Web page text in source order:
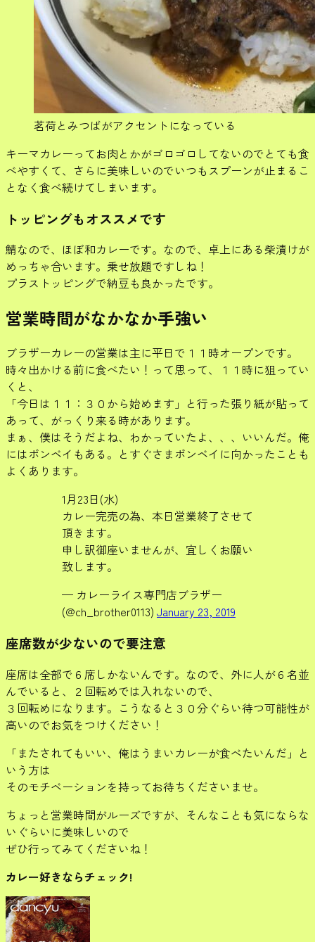
茗荷とみつばがアクセントになっている
キーマカレーってお肉とかがゴロゴロしてないのでとても食
べやすくて、さらに美味しいのでいつもスプーンが止まるこ
となく食べ続けてしまいます。
トッピングもオススメです
鯖なので、ほぼ和カレーです。なので、卓上にある柴漬けが
めっちゃ合います。乗せ放題ですしね！
プラストッピングで納豆も良かったです。
営業時間がなかなか手強い
ブラザーカレーの営業は主に平日で１１時オープンです。
時々出かける前に食べたい！って思って、１１時に狙ってい
くと、
「今日は１１：３０から始めます」と行った張り紙が貼って
あって、がっくり来る時があります。
まぁ、僕はそうだよね、わかっていたよ、、、いいんだ。俺
にはボンベイもある。とすぐさまボンベイに向かったことも
よくあります。
1月23日(水)
カレー完売の為、本日営業終了させて
頂きます。
申し訳御座いませんが、宜しくお願い
致します。
— カレーライス専門店ブラザー
(@ch_brother0113) January 23, 2019
座席数が少ないので要注意
座席は全部で６席しかないんです。なので、外に人が６名並
んでいると、２回転めでは入れないので、
３回転めになります。こうなると３０分ぐらい待つ可能性が
高いのでお気をつけください！
「またされてもいい、俺はうまいカレーが食べたいんだ」と
いう方は
そのモチベーションを持ってお待ちくださいませ。
ちょっと営業時間がルーズですが、そんなことも気にならな
いぐらいに美味しいので
ぜひ行ってみてくださいね！
カレー好きならチェック!